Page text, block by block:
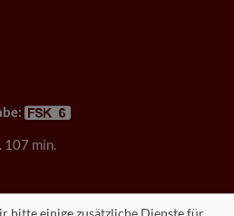
107 min.
Satchwell, Deborah Mailman,